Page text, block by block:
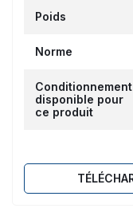
Poids
Norme
Conditionnement
disponible pour
ce produit